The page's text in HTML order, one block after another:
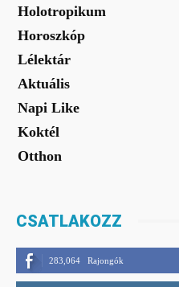
Holotropikum
Horoszkóp
Lélektár
Aktuális
Napi Like
Koktél
Otthon
CSATLAKOZZ
283,064 Rajongók